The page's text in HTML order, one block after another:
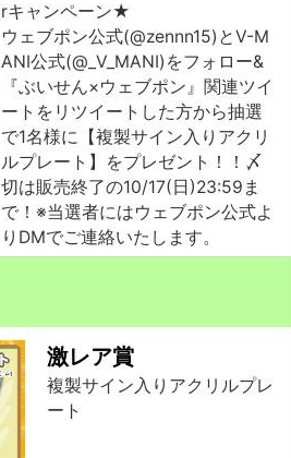
rキャンペーン★
ウェブポン公式(@zennn15)とV-M
ANI公式(@_V_MANI)をフォロー&
『ぶいせん×ウェブポン』関連ツイ
ートをリツイートした方から抽選
で1名様に【複製サイン入りアクリ
ルプレート】をプレゼント！！〆
切は販売終了の10/17(日)23:59ま
で！※当選者にはウェブポン公式よ
りDMでご連絡いたします。
激レア賞
複製サイン入りアクリルプレ
ート